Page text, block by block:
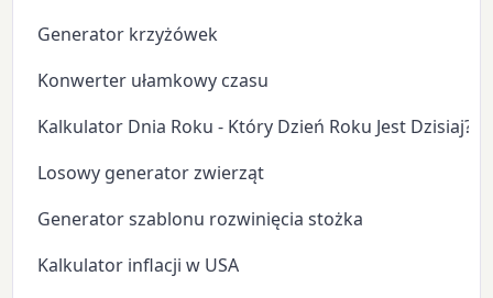
Generator krzyżówek
Konwerter ułamkowy czasu
Kalkulator Dnia Roku - Który Dzień Roku Jest Dzisiaj?
Losowy generator zwierząt
Generator szablonu rozwinięcia stożka
Kalkulator inflacji w USA